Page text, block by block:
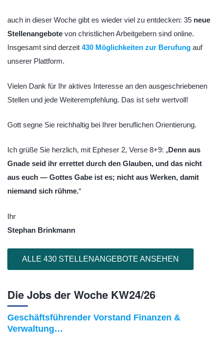
auch in dieser Woche gibt es wieder viel zu entdecken: 35 neue
Stellenangebote von christlichen Arbeitgebern sind online.
Insgesamt sind derzeit 430 Möglichkeiten zur Berufung auf
unserer Plattform.
Vielen Dank für Ihr aktives Interesse an den ausgeschriebenen
Stellen und jede Weiterempfehlung. Das ist sehr wertvoll!
Gott segne Sie reichhaltig bei Ihrer beruflichen Orientierung.
Ich grüße Sie herzlich, mit Epheser 2, Verse 8+9: „Denn aus
Gnade seid ihr errettet durch den Glauben, und das nicht
aus euch — Gottes Gabe ist es; nicht aus Werken, damit
niemand sich rühme.“
Ihr
Stephan Brinkmann
ALLE 430 STELLENANGEBOTE ANSEHEN
Die Jobs der Woche KW24/26
Geschäftsführender Vorstand Finanzen &
Verwaltung…